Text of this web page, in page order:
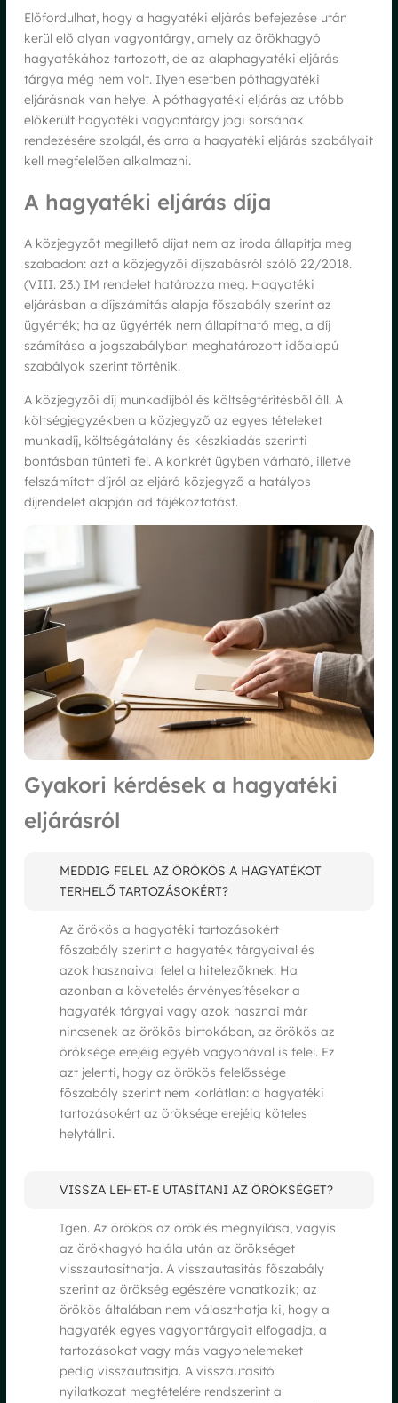
Előfordulhat, hogy a hagyatéki eljárás befejezése után
kerül elő olyan vagyontárgy, amely az örökhagyó
hagyatékához tartozott, de az alaphagyatéki eljárás
tárgya még nem volt. Ilyen esetben póthagyatéki
eljárásnak van helye. A póthagyatéki eljárás az utóbb
előkerült hagyatéki vagyontárgy jogi sorsának
rendezésére szolgál, és arra a hagyatéki eljárás szabályait
kell megfelelően alkalmazni.
A hagyatéki eljárás díja
A közjegyzőt megillető díjat nem az iroda állapítja meg
szabadon: azt a közjegyzői díjszabásról szóló 22/2018.
(VIII. 23.) IM rendelet határozza meg. Hagyatéki
eljárásban a díjszámítás alapja főszabály szerint az
ügyérték; ha az ügyérték nem állapítható meg, a díj
számítása a jogszabályban meghatározott időalapú
szabályok szerint történik.
A közjegyzői díj munkadíjból és költségtérítésből áll. A
költségjegyzékben a közjegyző az egyes tételeket
munkadíj, költségátalány és készkiadás szerinti
bontásban tünteti fel. A konkrét ügyben várható, illetve
felszámított díjról az eljáró közjegyző a hatályos
díjrendelet alapján ad tájékoztatást.
Gyakori kérdések a hagyatéki
eljárásról
MEDDIG FELEL AZ ÖRÖKÖS A HAGYATÉKOT
TERHELŐ TARTOZÁSOKÉRT?
Az örökös a hagyatéki tartozásokért
főszabály szerint a hagyaték tárgyaival és
azok hasznaival felel a hitelezőknek. Ha
azonban a követelés érvényesítésekor a
hagyaték tárgyai vagy azok hasznai már
nincsenek az örökös birtokában, az örökös az
öröksége erejéig egyéb vagyonával is felel. Ez
azt jelenti, hogy az örökös felelőssége
főszabály szerint nem korlátlan: a hagyatéki
tartozásokért az öröksége erejéig köteles
helytállni.
VISSZA LEHET-E UTASÍTANI AZ ÖRÖKSÉGET?
Igen. Az örökös az öröklés megnyílása, vagyis
az örökhagyó halála után az örökséget
visszautasíthatja. A visszautasítás főszabály
szerint az örökség egészére vonatkozik; az
örökös általában nem választhatja ki, hogy a
hagyaték egyes vagyontárgyait elfogadja, a
tartozásokat vagy más vagyonelemeket
pedig visszautasítja. A visszautasító
nyilatkozat megtételére rendszerint a